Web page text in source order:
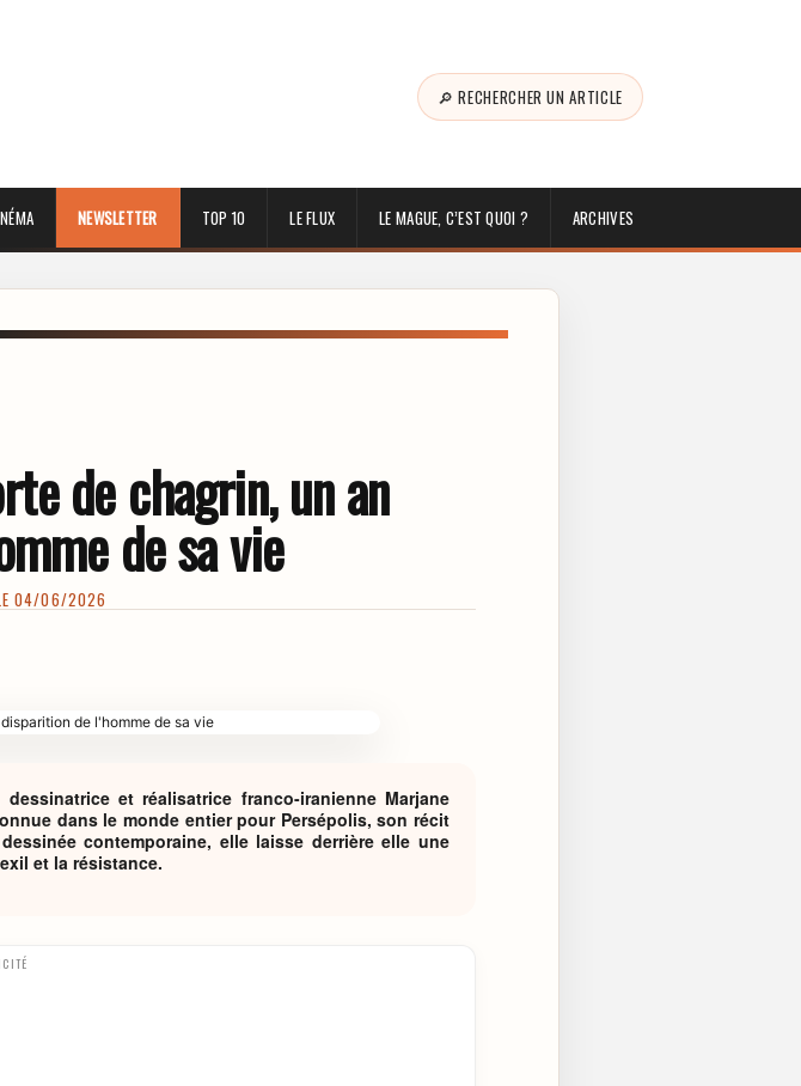
🔎 RECHERCHER UN ARTICLE
NEWSLETTER TOP 10 LE FLUX LE MAGUE, C’EST QUOI ? ARCHIVES
de chagrin, un an
de sa vie
04/06/2026
et réalisatrice franco-iranienne Marjane
dans le monde entier pour Persépolis, son récit
contemporaine, elle laisse derrière elle une
et la résistance.